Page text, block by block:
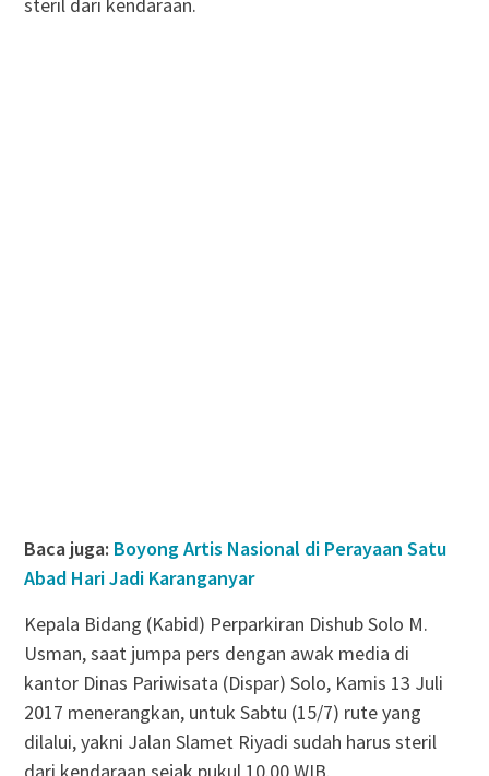
Baca juga: Boyong Artis Nasional di Perayaan Satu
Abad Hari Jadi Karanganyar
Kepala Bidang (Kabid) Perparkiran Dishub Solo M.
Usman, saat jumpa pers dengan awak media di
kantor Dinas Pariwisata (Dispar) Solo, Kamis 13 Juli
2017 menerangkan, untuk Sabtu (15/7) rute yang
dilalui, yakni Jalan Slamet Riyadi sudah harus steril
dari kendaraan sejak pukul 10.00 WIB.